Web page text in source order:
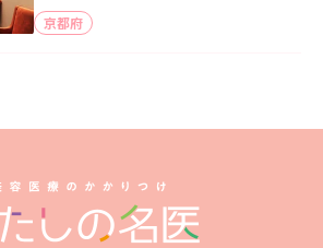
京都府